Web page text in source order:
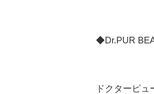
◆Dr.PUR
ドクターピ